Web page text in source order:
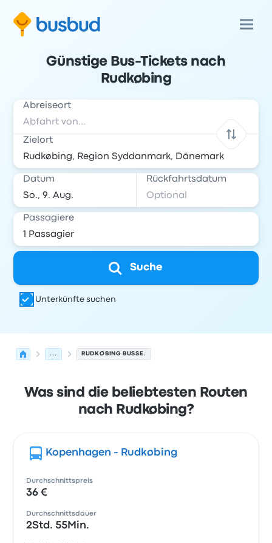
Günstige Bus-Tickets nach
Rudkøbing
Abreiseort
Zielort
Datum Rückfahrtsdatum
Passagiere
Suche
Unterkünfte suchen
... RUDKØBING BUSSE.
Was sind die beliebtesten Routen
nach Rudkøbing?
Kopenhagen - Rudkøbing
Durchschnittspreis
36 €
Durchschnittsdauer
2Std. 55Min.